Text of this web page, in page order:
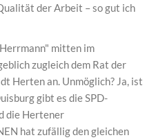
der Arbeit – so gut ich
mitten im
zugleich dem Rat der
Herten an. Unmöglich? Ja, ist
gibt es die SPD-
die Hertener
hat zufällig den gleichen